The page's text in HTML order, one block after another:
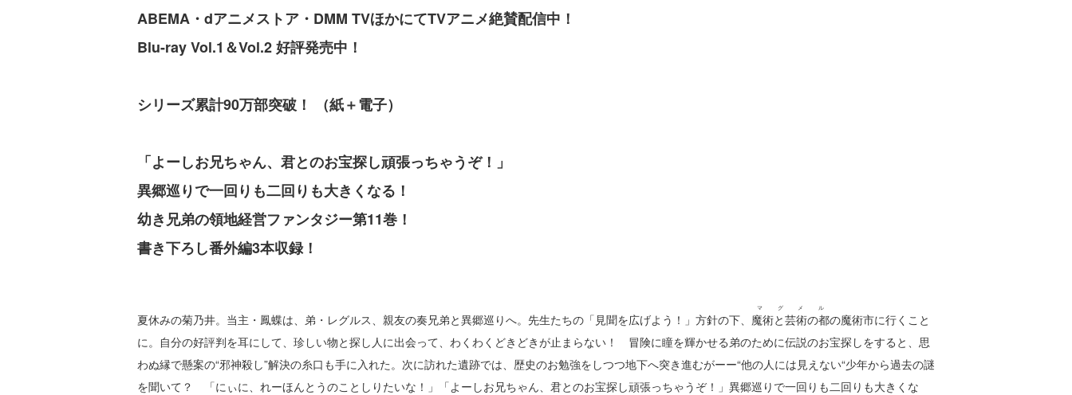
ABEMA・dアニメストア・DMM TVほかにてTVアニメ絶賛配信中！
Blu-ray Vol.1＆Vol.2 好評発売中！
シリーズ累計90万部突破！ （紙＋電子）
「よーしお兄ちゃん、君とのお宝探し頑張っちゃうぞ！」
異郷巡りで一回りも二回りも大きくなる！
幼き兄弟の領地経営ファンタジー第11巻！
書き下ろし番外編3本収録！
夏休みの菊乃井。当主・鳳蝶は、弟・レグルス、親友の奏兄弟と異郷巡りへ。先生たちの「見聞を広げよう！」方針の下、 魔術と芸術の都
マグメル
の魔術市に行くこと
に。自分の好評判を耳にして、珍しい物と探し人に出会って、わくわくどきどきが止まらない！ 冒険に瞳を輝かせる弟のために伝説のお宝探しをすると、思
わぬ縁で懸案の“邪神殺し”解決の糸口も手に入れた。次に訪れた遺跡では、歴史のお勉強をしつつ地下へ突き進むがーー“他の人には見えない“少年から過去の謎
を聞いて？ 「にぃに、れーほんとうのことしりたいな！」「よーしお兄ちゃん、君とのお宝探し頑張っちゃうぞ！」異郷巡りで一回りも二回りも大きくな